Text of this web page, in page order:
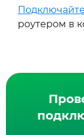
Подключайте
роутером в